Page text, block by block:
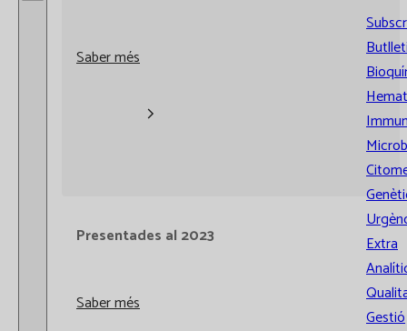
Extra
Gestió
Saber més
Presentades al 2023
Saber més